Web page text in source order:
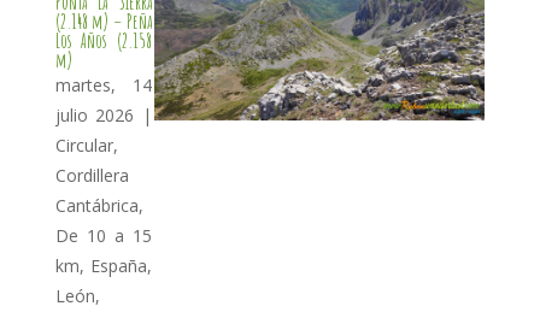
(2.148 m) – Peña
Los Años (2.158
m)
martes, 14
julio 2026 |
Circular,
Cordillera
Cantábrica,
De 10 a 15
km, España,
León,